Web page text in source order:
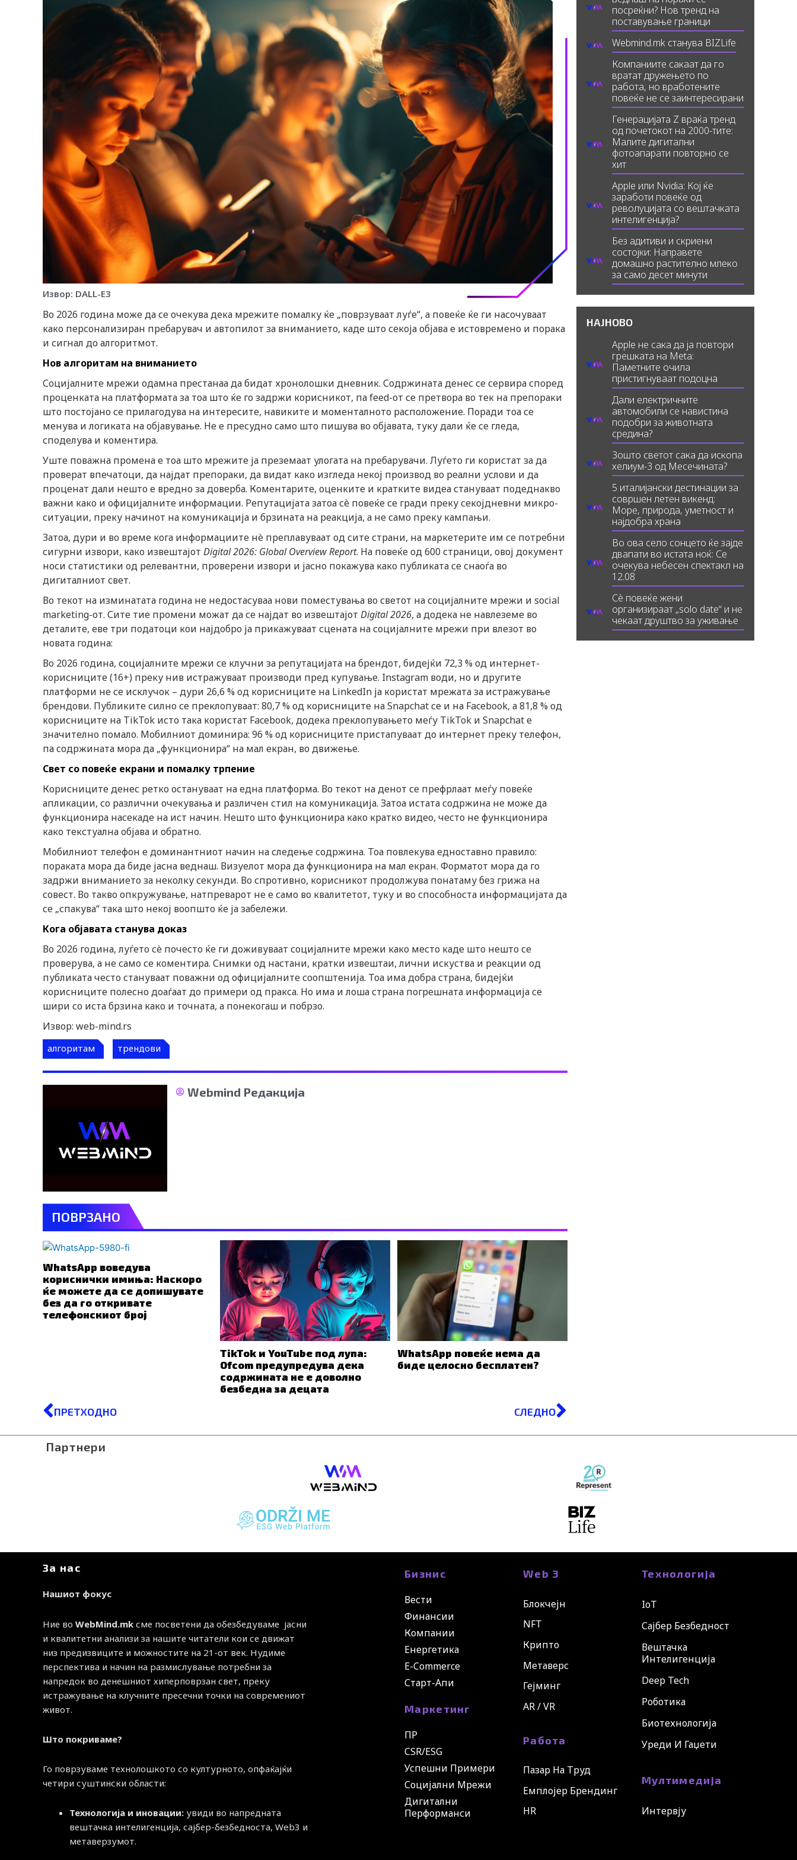
Извор: DALL-E3
Во 2026 година може да се очекува дека мрежите помалку ќе „поврзуваат луѓе“, а повеќе ќе ги насочуваат
како персонализиран пребарувач и автопилот за вниманието, каде што секоја објава е истовремено и порака
и сигнал до алгоритмот.
Нов алгоритам на вниманието
Социјалните мрежи одамна престанаа да бидат хронолошки дневник. Содржината денес се сервира според
проценката на платформата за тоа што ќе го задржи корисникот, па feed-от се претвора во тек на препораки
што постојано се прилагодува на интересите, навиките и моменталното расположение. Поради тоа се
менува и логиката на објавување. Не е пресудно само што пишува во објавата, туку дали ќе се гледа,
споделува и коментира.
Уште поважна промена е тоа што мрежите ја преземаат улогата на пребарувачи. Луѓето ги користат за да
проверат впечатоци, да најдат препораки, да видат како изгледа некој производ во реални услови и да
проценат дали нешто е вредно за доверба. Коментарите, оценките и кратките видеа стануваат подеднакво
важни како и официјалните информации. Репутацијата затоа сè повеќе се гради преку секојдневни микро-
ситуации, преку начинот на комуникација и брзината на реакција, а не само преку кампањи.
Затоа, дури и во време кога информациите нè преплавуваат од сите страни, на маркетерите им се потребни
сигурни извори, како извештајот Digital 2026: Global Overview Report. На повеќе од 600 страници, овој документ
носи статистики од релевантни, проверени извори и јасно покажува како публиката се снаоѓа во
дигиталниот свет.
Во текот на изминатата година не недостасуваа нови поместувања во светот на социјалните мрежи и social
marketing-от. Сите тие промени можат да се најдат во извештајот Digital 2026, а додека не навлеземе во
деталите, еве три податоци кои најдобро ја прикажуваат сцената на социјалните мрежи при влезот во
новата година:
Во 2026 година, социјалните мрежи се клучни за репутацијата на брендот, бидејќи 72,3 % од интернет-
корисниците (16+) преку нив истражуваат производи пред купување. Instagram води, но и другите
платформи не се исклучок – дури 26,6 % од корисниците на LinkedIn ја користат мрежата за истражување
брендови. Публиките силно се преклопуваат: 80,7 % од корисниците на Snapchat се и на Facebook, а 81,8 % од
корисниците на TikTok исто така користат Facebook, додека преклопувањето меѓу TikTok и Snapchat е
значително помало. Мобилниот доминира: 96 % од корисниците пристапуваат до интернет преку телефон,
па содржината мора да „функционира“ на мал екран, во движење.
Свет со повеќе екрани и помалку трпение
Корисниците денес ретко остануваат на една платформа. Во текот на денот се префрлаат меѓу повеќе
апликации, со различни очекувања и различен стил на комуникација. Затоа истата содржина не може да
функционира насекаде на ист начин. Нешто што функционира како кратко видео, често не функционира
како текстуална објава и обратно.
Мобилниот телефон е доминантниот начин на следење содржина. Тоа повлекува едноставно правило:
пораката мора да биде јасна веднаш. Визуелот мора да функционира на мал екран. Форматот мора да го
задржи вниманието за неколку секунди. Во спротивно, корисникот продолжува понатаму без грижа на
совест. Во такво опкружување, натпреварот не е само во квалитетот, туку и во способноста информацијата да
се „спакува“ така што некој воопшто ќе ја забележи.
Кога објавата станува доказ
Во 2026 година, луѓето сè почесто ќе ги доживуваат социјалните мрежи како место каде што нешто се
проверува, а не само се коментира. Снимки од настани, кратки извештаи, лични искуства и реакции од
публиката често стануваат поважни од официјалните соопштенија. Тоа има добра страна, бидејќи
корисниците полесно доаѓаат до примери од пракса. Но има и лоша страна погрешната информација се
шири со иста брзина како и точната, а понекогаш и побрзо.
Извор: web-mind.rs
алгоритам трендови
Webmind Редакција
ПОВРЗАНО
WhatsApp воведува
кориснички имиња: Наскоро
ќе можете да се допишувате
без да го откривате
телефонскиот број
TikTok и YouTube под лупа:
Ofcom предупредува дека
содржината не е доволно
безбедна за децата
WhatsApp повеќе нема да
биде целосно бесплатен?
Prev
ПРЕТХОДНО СЛЕДНОNext
посреќни? Нов тренд на
поставување граници
Webmind.mk станува BIZLife
Компаниите сакаат да го
вратат дружењето по
работа, но вработените
повеќе не се заинтересирани
Генерацијата Z враќа тренд
од почетокот на 2000-тите:
Малите дигитални
фотоапарати повторно се
хит
Apple или Nvidia: Кој ќе
заработи повеќе од
револуцијата со вештачката
интелигенција?
Без адитиви и скриени
состојки: Направете
домашно растително млеко
за само десет минути
НАЈНОВО
Apple не сака да ја повтори
грешката на Meta:
Паметните очила
пристигнуваат подоцна
Дали електричните
автомобили се навистина
подобри за животната
средина?
Зошто светот сака да ископа
хелиум-3 од Месечината?
5 италијански дестинации за
совршен летен викенд:
Море, природа, уметност и
најдобра храна
Во ова село сонцето ќе зајде
двапати во истата ноќ: Се
очекува небесен спектакл на
12.08
Сè повеќе жени
организираат „solo date“ и не
чекаат друштво за уживање
Партнери
За нас
Нашиот фокус
Ние во WebMind.mk сме посветени да обезбедуваме јасни
и квалитетни анализи за нашите читатели кои се движат
низ предизвиците и можностите на 21-от век. Нудиме
перспектива и начин на размислување потребни за
напредок во денешниот хиперповрзан свет, преку
истражување на клучните пресечни точки на современиот
живот.
Што покриваме?
Го поврзуваме технолошкото со културното, опфаќајќи
четири суштински области:
Технологија и иновации: увиди во напредната
вештачка интелигенција, сајбер-безбедноста, Web3 и
метаверзумот.
Бизнис
Вести
Финансии
Компании
Енергетика
E-Commerce
Старт-Апи
Маркетинг
ПР
CSR/ESG
Успешни Примери
Социјални Мрежи
Дигитални
Перформанси
Web 3
Блокчејн
NFT
Крипто
Метаверс
Гејминг
AR / VR
Работа
Пазар На Труд
Емплојер Брендинг
HR
Технологија
IoT
Сајбер Безбедност
Вештачка
Интелигенција
Deep Tech
Роботика
Биотехнологија
Уреди И Гаџети
Мултимедија
Интервју